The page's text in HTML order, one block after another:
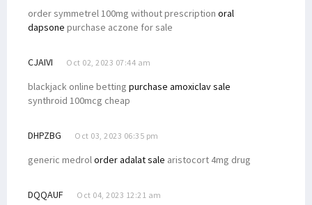
order symmetrel 100mg without prescription oral
dapsone purchase aczone for sale
CJAIVI Oct 02, 2023 07:44 am
blackjack online betting purchase amoxiclav sale
synthroid 100mcg cheap
DHPZBG Oct 03, 2023 06:35 pm
generic medrolorder adalat sale aristocort 4mg drug
DQQAUF Oct 04, 2023 12:21 am